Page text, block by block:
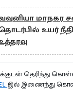
மாநகர
உயர்
தெரிந்து
இல் இணைந்து